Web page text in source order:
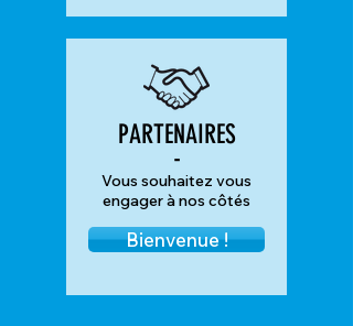
PARTENAIRES
-
Vous souhaitez vous
engager à nos côtés
Bienvenue !